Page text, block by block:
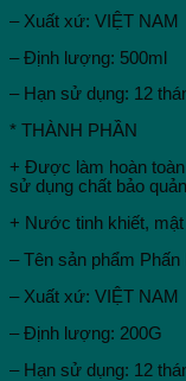
Hiệu
Quả
Hơn
,Hỗ
Trợ
Giảm
Cân
số
lượng
– Xuất xứ: VIỆT NAM
– Định lượng: 500ml
– Hạn sử dụng: 12
* THÀNH PHẦN
+ Được làm hoàn
sử dụng chất bảo
+ Nước tinh khiết,
– Tên sản phẩm
– Xuất xứ: VIỆT NAM
– Định lượng: 200G
– Hạn sử dụng: 12